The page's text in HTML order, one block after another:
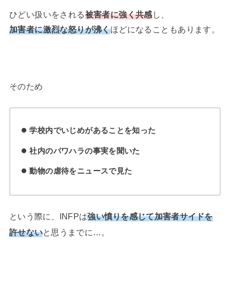
ひどい扱いをされる被害者に強く共感し、
加害者に激烈な怒りが沸くほどになることもあります。
そのため
学校内でいじめがあることを知った
社内のパワハラの事実を聞いた
動物の虐待をニュースで見た
という際に、INFPは強い憤りを感じて加害者サイドを
許せないと思うまでに…。